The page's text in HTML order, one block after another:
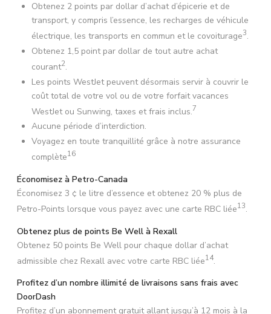
Obtenez 2 points par dollar d’achat d’épicerie et de
transport, y compris l’essence, les recharges de véhicule
électrique, les transports en commun et le covoiturage3.
Obtenez 1,5 point par dollar de tout autre achat
courant2.
Les points WestJet peuvent désormais servir à couvrir le
coût total de votre vol ou de votre forfait vacances
WestJet ou Sunwing, taxes et frais inclus.7
Aucune période d’interdiction.
Voyagez en toute tranquillité grâce à notre assurance
complète16
Économisez à Petro-Canada
Économisez 3 ¢ le litre d’essence et obtenez 20 % plus de
Petro-Points lorsque vous payez avec une carte RBC liée13.
Obtenez plus de points Be Well à Rexall
Obtenez 50 points Be Well pour chaque dollar d’achat
admissible chez Rexall avec votre carte RBC liée14.
Profitez d’un nombre illimité de livraisons sans frais avec
DoorDash
Profitez d’un abonnement gratuit allant jusqu’à 12 mois à la